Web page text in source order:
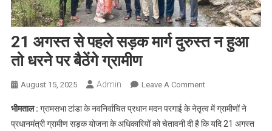
21 अगस्त से पहले सड़क मार्ग दुरुस्त न हुआ
तो धरने पर बैठेंगे ग्रामीण
August 15, 2025 Admin Leave A CommentOn
अगस्त
से
भीमताल : ग्रामसभा टांडा के नवनिर्वाचित प्रधान मदन परगाई के नेतृत्व में ग्रामीणों ने
प्रधानमंत्री ग्रामीण सड़क योजना के अधिकारियों को चेतावनी दी है कि यदि 21 अगस्त